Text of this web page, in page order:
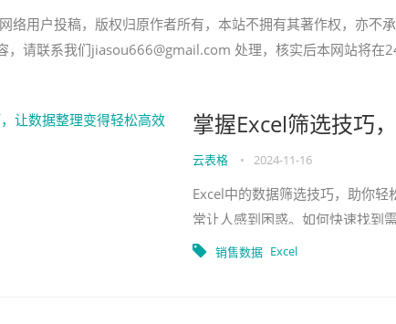
络用户投稿，版权归原作者所有，本站不拥有其著作权，亦不
，请联系我们jiasou666@gmail.com 处理，核实后本网站将在
掌握Excel筛选技巧
云表格 • 2024-11-16
Excel中的数据筛选技巧，助你
常让人感到困惑。如何快速找到
几种Excel中的数据筛选方法，帮
销售数据 Excel